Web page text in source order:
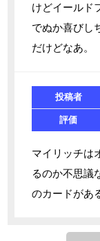
けどイールド
でぬか喜びし
だけどなあ。
投稿者
評価
マイリッチは
るのか不思議
のカードがあ